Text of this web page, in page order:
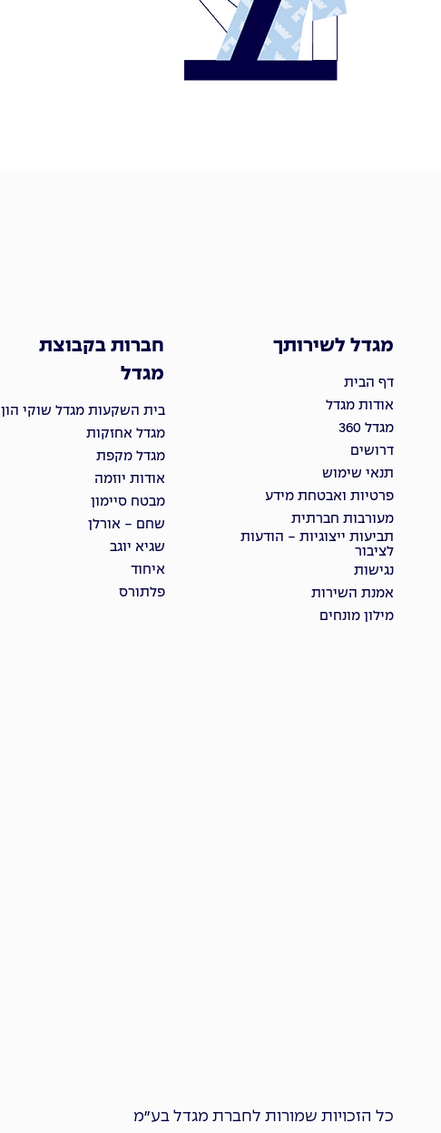
מגדל לשירותך
דף הבית
אודות מגדל
מגדל 360
דרושים
תנאי שימוש
פרטיות ואבטחת מידע
מעורבות חברתית
תביעות ייצוגיות - הודעות
לציבור
נגישות
אמנת השירות
מילון מונחים
חברות בקבוצת
מגדל
בית השקעות מגדל שוקי הון
מגדל אחזקות
מגדל מקפת
אודות יוזמה
מבטח סיימון
שחם - אורלן
שגיא יוגב
איחוד
פלתורס
כל הזכויות שמורות לחברת מגדל בע״מ